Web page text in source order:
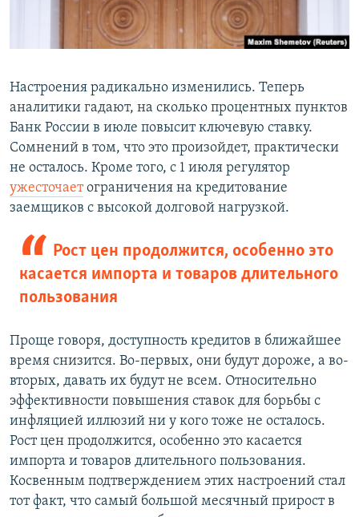
Настроения радикально изменились. Теперь
аналитики гадают, на сколько процентных пунктов
Банк России в июле повысит ключевую ставку.
Сомнений в том, что это произойдет, практически
не осталось. Кроме того, с 1 июля регулятор
ужесточаетограничения на кредитование
заемщиков с высокой долговой нагрузкой.
Рост цен продолжится, особенно это
касается импорта и товаров длительного
пользования
Проще говоря, доступность кредитов в ближайшее
время снизится. Во-первых, они будут дороже, а во-
вторых, давать их будут не всем. Относительно
эффективности повышения ставок для борьбы с
инфляцией иллюзий ни у кого тоже не осталось.
Рост цен продолжится, особенно это касается
импорта и товаров длительного пользования.
Косвенным подтверждением этих настроений стал
тот факт, что самый большой месячный прирост в